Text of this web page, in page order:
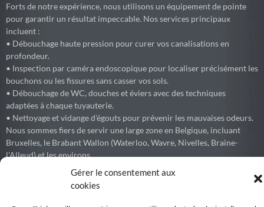
Gérer le consentement aux
cookies
Forts de notre expérience, nous utilisons un équipement de pointe
pour garantir un résultat impeccable. Nos services principaux
incluent :
• Débouchage haute pression pour curer vos canalisations en
profondeur.
• Inspection par caméra endoscopique pour localiser précisément les
bouchons ou les fissures sans casser vos sols.
• Débouchage de WC, douches et éviers avec des techniques
adaptées à chaque tuyauterie.
• Nettoyage et vidange d'égouts pour prévenir les mauvaises odeurs.
Nous sommes fiers de servir une large zone en Belgique, incluant
Bruxelles, le Brabant Wallon (Waterloo, Wavre, Nivelles, Braine-
l'Alleud) et les environs.
Debouchage77